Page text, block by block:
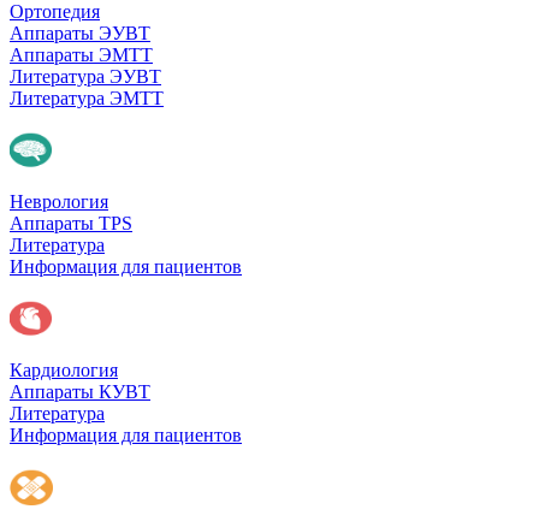
Ортопедия
Аппараты ЭУВТ
Аппараты ЭМТТ
Литература ЭУВТ
Литература ЭМТТ
Неврология
Аппараты TPS
Литература
Информация для пациентов
Кардиология
Аппараты КУВТ
Литература
Информация для пациентов